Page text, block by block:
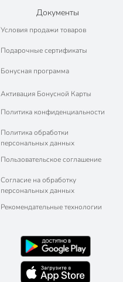
Документы
Условия продажи товаров
Подарочные сертификаты
Бонусная программа
Активация Бонусной Карты
Политика конфиденциальности
Политика обработки
персональных данных
Пользовательское соглашение
Согласие на обработку
персональных данных
Рекомендательные технологии